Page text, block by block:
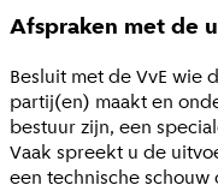
Afspraken met de
Besluit met de VvE wie
partij(en) maakt en
bestuur zijn, een
Vaak spreekt u de
een technische